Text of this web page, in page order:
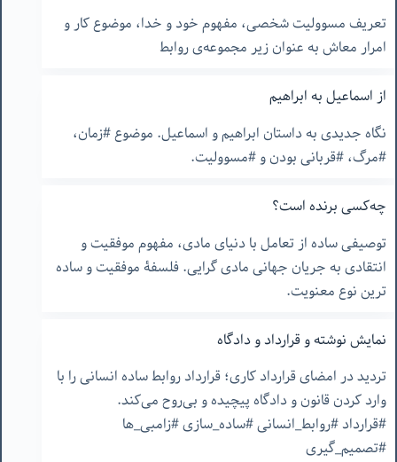
تعریف مسوولیت شخصی،‌ مفهوم خود و خدا، موضوع کار و
امرار معاش به عنوان زیر مجموعه‌ی روابط
از اسماعیل به ابراهیم
نگاه جدیدی به داستان ابراهیم و اسماعیل. موضوع #زمان،
#مرگ، #قربانی بودن و #مسوولیت.
چه‌کسی برنده است؟
توصیفی ساده از تعامل با دنیای مادی، مفهوم موفقیت و
انتقادی به جریان جهانی مادی گرایی. فلسفۀ موفقیت و ساده
ترین نوع معنویت.
نمایش نوشته و قرارداد و دادگاه
تردید در امضای قرارداد کاری؛ قرارداد روابط ساده انسانی را با
وارد کردن قانون و دادگاه پیچیده و بی‌روح می‌کند.
#قرارداد #روابط_انسانی #ساده_سازی #زامبی_ها
#تصمیم_گیری